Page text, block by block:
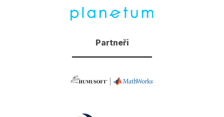
Partneři